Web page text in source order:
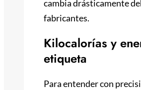
cambia drásticamente
fabricantes.
Kilocalorías y
etiqueta
Para entender con